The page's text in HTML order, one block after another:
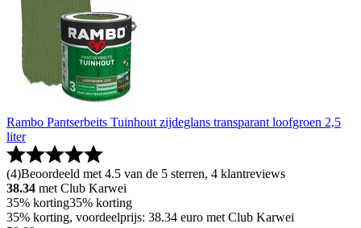
Rambo Pantserbeits Tuinhout zijdeglans transparant loofgroen 2,5
liter
(4)Beoordeeld met 4.5 van de 5 sterren, 4 klantreviews
38.34 met Club Karwei
35% korting35% korting
35% korting, voordeelprijs: 38.34 euro met Club Karwei